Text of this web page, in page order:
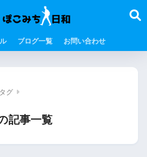
ブログ一覧 お問い合わせ
グ
記事一覧